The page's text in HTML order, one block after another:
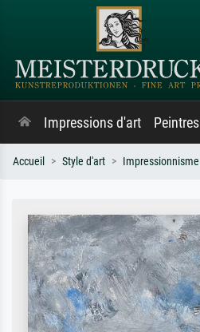
Impressions d'art Peintres
Accueil Style d'art Impressionnisme